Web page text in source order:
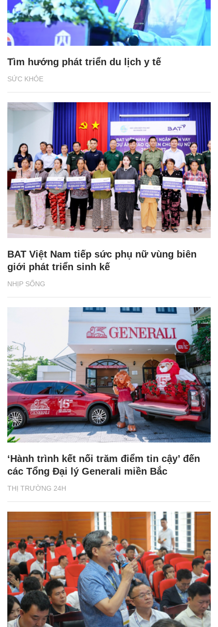
SỨC KHỎE
Tìm hướng phát triển du lịch y tế
NHỊP SỐNG
BAT Việt Nam tiếp sức phụ nữ vùng biên
giới phát triển sinh kế
THỊ TRƯỜNG 24H
‘Hành trình kết nối trăm điểm tin cậy’ đến
các Tổng Đại lý Generali miền Bắc